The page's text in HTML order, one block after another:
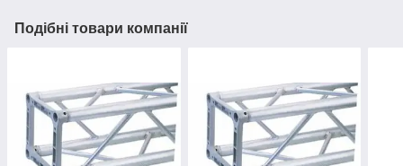
Подібні товари компанії